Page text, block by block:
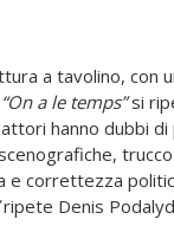
a tavolino,
“On a le temps”si
hanno dubbi
correttezza
ripete Denis